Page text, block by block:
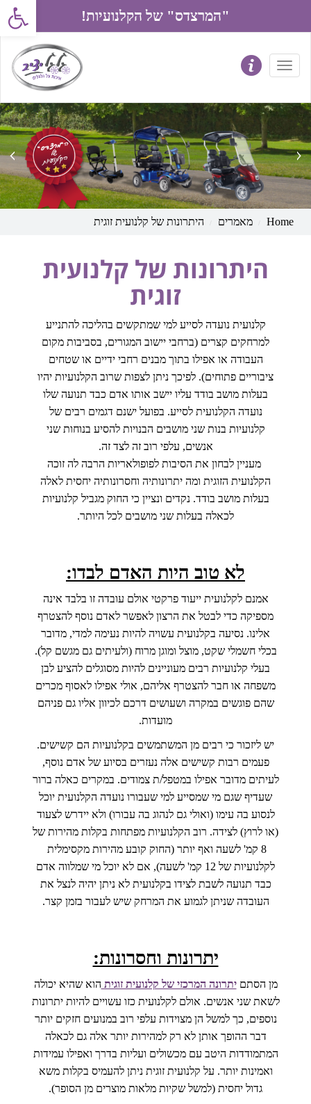
"המרצדס" של הקלנועיות! פתח
prev next
Home מאמרים היתרונות של קלנועית זוגית
היתרונות של קלנועית
זוגית
קלנועית נועדה לסייע למי שמתקשים בהליכה להתנייע
למרחקים קצרים (ברחבי יישוב המגורים, בסביבות מקום
העבודה או אפילו בתוך מבנים רחבי ידיים או שטחים
ציבוריים פתוחים). לפיכך ניתן לצפות שרוב הקלנועיות יהיו
בעלות מושב בודד עליו יישב אותו אדם כבד תנועה שלו
נועדה הקלנועית לסייע. בפועל ישנם דגמים רבים של
קלנועיות בנות שני מושבים הבנויות להסיע בנוחות שני
אנשים, עלפי רוב זה לצד זה.
מעניין לבחון את הסיבות לפופולאריות הרבה לה זוכה
הקלנועית הזוגית ומה יתרונותיה וחסרונותיה יחסית לאלה
בעלות מושב בודד. נקדים ונציין כי החוק מגביל קלנועיות
לכאלה בעלות שני מושבים לכל היותר.
לא טוב היות האדם לבדו:
אמנם לקלנועית ייעוד פרקטי אולם עובדה זו בלבד אינה
מספיקה כדי לבטל את הרצון לאפשר לאדם נוסף להצטרף
אלינו. נסיעה בקלנועית עשויה להיות נעימה למדי, מדובר
בכלי חשמלי שקט, מוצל ומוגן מרוח (ולעיתים גם מגשם קל).
בעלי קלנועיות רבים מעוניינים להיות מסוגלים להציע לבן
משפחה או חבר להצטרף אליהם, אולי אפילו לאסוף מכרים
שהם פוגשים במקרה ושעושים דרכם לכיוון אליו גם פניהם
מועדות.
יש ליזכור כי רבים מן המשתמשים בקלנועיות הם קשישים.
פעמים רבות קשישים אלה נעזרים בסיוע של אדם נוסף,
לעיתים מדובר אפילו במטפל/ת צמודים. במקרים כאלה ברור
שעדיף שגם מי שמסייע למי שעבורו נועדה הקלנועית יוכל
לנסוע בה עימו (ואולי גם לנהוג בה עבורו) ולא יידרש לצעוד
(או לרוץ) לצידה. רוב הקלנועיות מפתחות בקלות מהירות של
8 קמ' לשעה ואף יותר (החוק קובע מהירות מקסימלית
לקלנועיות של 12 קמ' לשעה), אם לא יוכל מי שמלווה אדם
כבד תנועה לשבת לצידו בקלנועית לא ניתן יהיה לנצל את
העובדה שניתן לגמוע את המרחק שיש לעבור בזמן קצר.
יתרונות וחסרונות:
מן הסתםיתרונה המרכזי של קלנועית זוגית הוא שהיא יכולה
לשאת שני אנשים. אולם לקלנועית כזו עשויים להיות יתרונות
נוספים, כך למשל הן מצוידות עלפי רוב במנועים חזקים יותר
דבר ההופך אותן לא רק למהירות יותר אלה גם לכאלה
המתמודדות היטב עם מכשולים ועליות בדרך ואפילו עמידות
ואמינות יותר. על קלנועית זוגית ניתן להעמיס בקלות משא
גדול יחסית (למשל שקיות מלאות מוצרים מן הסופר).